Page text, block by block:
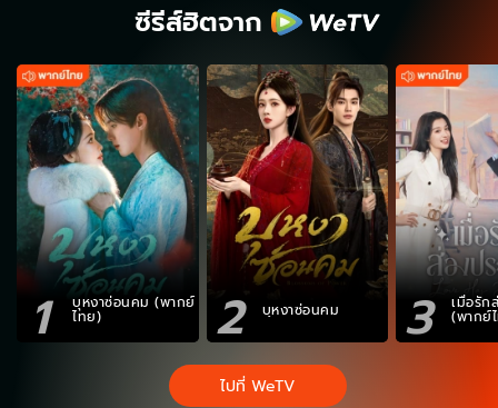
ซีรีส์ฮิตจาก
1 บุหงาซ่อนคม (พากย์
ไทย) 2 บุหงาซ่อนคม 3 เมื่อรัก
(พากย์
ไปที่ WeTV